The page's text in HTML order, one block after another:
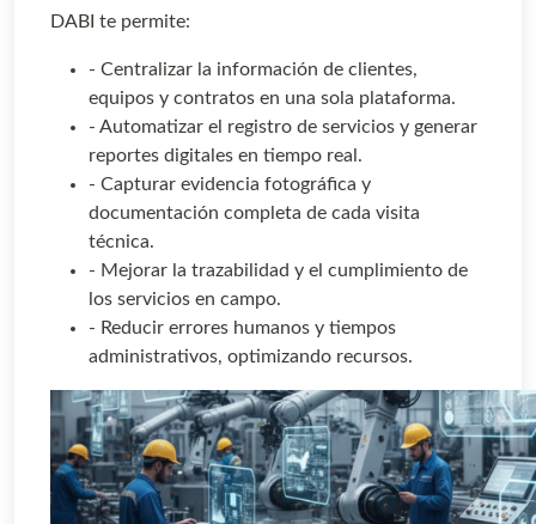
DABI te permite:
- Centralizar la información de clientes,
equipos y contratos en una sola plataforma.
- Automatizar el registro de servicios y generar
reportes digitales en tiempo real.
- Capturar evidencia fotográfica y
documentación completa de cada visita
técnica.
- Mejorar la trazabilidad y el cumplimiento de
los servicios en campo.
- Reducir errores humanos y tiempos
administrativos, optimizando recursos.